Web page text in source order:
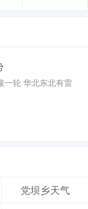
一轮 华北东北有雷
党坝乡天气